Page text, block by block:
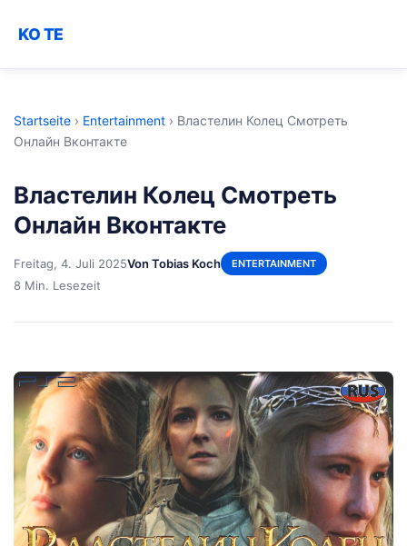
KO TE
Startseite › Entertainment › Властелин Колец Смотреть
Онлайн Вконтакте
Властелин Колец Смотреть
Онлайн Вконтакте
Freitag, 4. Juli 2025Von Tobias Koch ENTERTAINMENT
8 Min. Lesezeit